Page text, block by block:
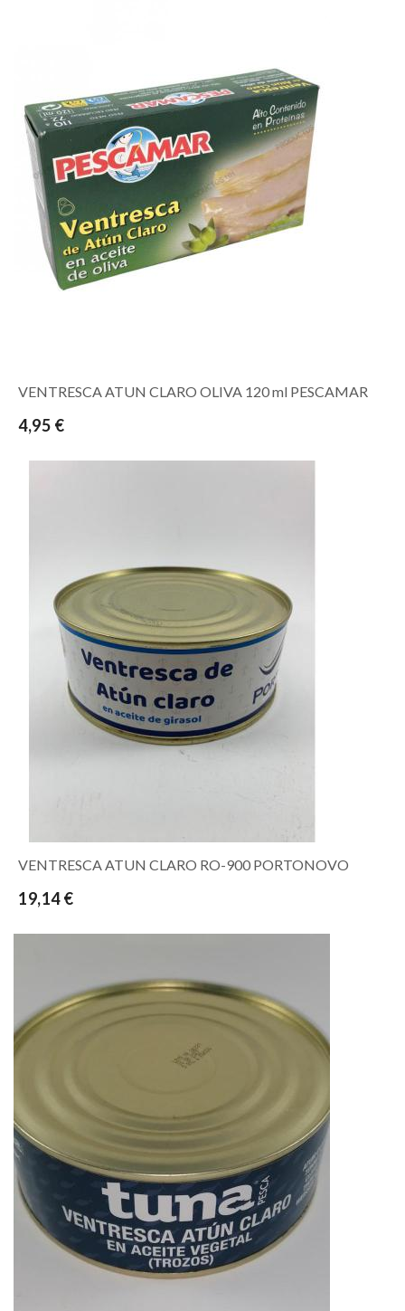
VENTRESCA ATUN CLARO OLIVA 120 ml PESCAMAR
4,95 €
VENTRESCA ATUN CLARO RO-900 PORTONOVO
19,14 €